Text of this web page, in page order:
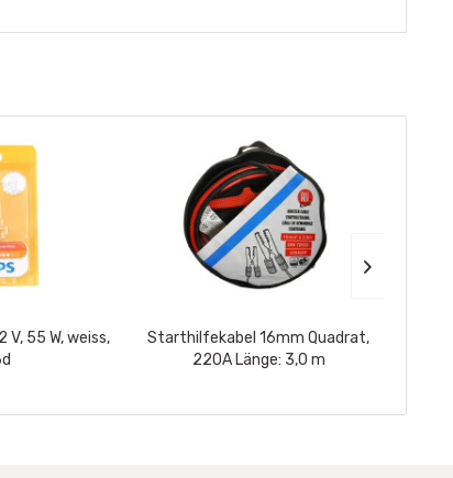
V, 55 W, weiss,
Starthilfekabel 16mm Quadrat,
220A Länge: 3,0 m